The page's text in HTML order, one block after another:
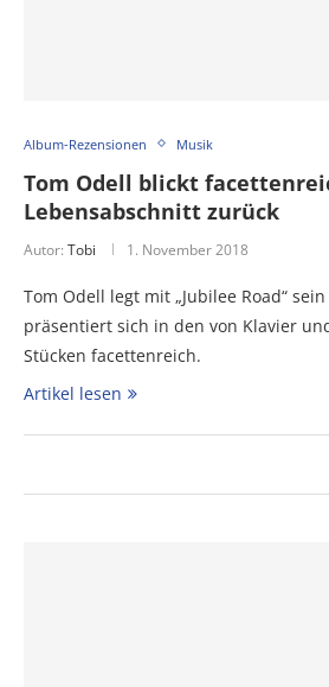
Album-Rezensionen Musik
Tom Odell blickt
Lebensabschnitt zurück
Autor: Tobi 1. November 2018
Tom Odell legt mit „Jubilee Road“
präsentiert sich in den von Klavier
Stücken facettenreich.
Artikel lesen